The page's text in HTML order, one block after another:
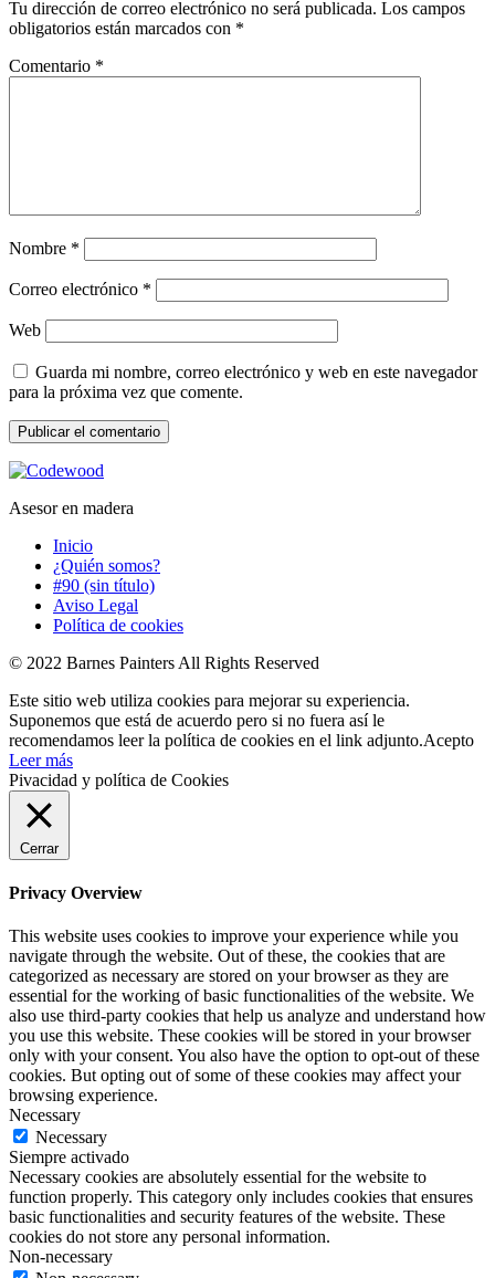
Tu dirección de correo electrónico no será publicada. Los campos
obligatorios están marcados con *
Comentario *
Nombre *
Correo electrónico *
Web
Guarda mi nombre, correo electrónico y web en este navegador
para la próxima vez que comente.
Asesor en madera
Inicio
¿Quién somos?
#90 (sin título)
Aviso Legal
Política de cookies
© 2022 Barnes Painters All Rights Reserved
Este sitio web utiliza cookies para mejorar su experiencia.
Suponemos que está de acuerdo pero si no fuera así le
recomendamos leer la política de cookies en el link adjunto.Acepto
Leer más
Pivacidad y política de Cookies
Cerrar
Privacy Overview
This website uses cookies to improve your experience while you
navigate through the website. Out of these, the cookies that are
categorized as necessary are stored on your browser as they are
essential for the working of basic functionalities of the website. We
also use third-party cookies that help us analyze and understand how
you use this website. These cookies will be stored in your browser
only with your consent. You also have the option to opt-out of these
cookies. But opting out of some of these cookies may affect your
browsing experience.
Necessary
Necessary
Siempre activado
Necessary cookies are absolutely essential for the website to
function properly. This category only includes cookies that ensures
basic functionalities and security features of the website. These
cookies do not store any personal information.
Non-necessary